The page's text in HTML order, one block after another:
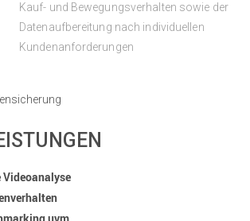
Kauf- und Bewegungsverhalten sowie der
Datenaufbereitung nach individuellen
Kundenanforderungen
Videoanalyse